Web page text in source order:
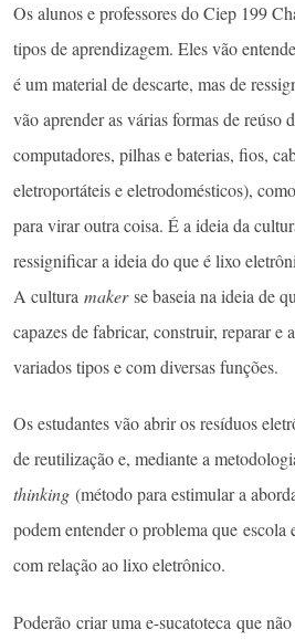
Os alunos e professores do Ciep 199
tipos de aprendizagem. Eles vão
é um material de descarte, mas de
vão aprender as várias formas de reúso
computadores, pilhas e baterias, fios,
eletroportáteis e eletrodomésticos),
para virar outra coisa. É a ideia da
ressignificar a ideia do que é lixo
A cultura makerse baseia na ideia de
capazes de fabricar, construir, reparar e
variados tipos e com diversas funções.
Os estudantes vão abrir os resíduos
de reutilização e, mediante a
thinking (método para estimular a
podem entender o problema que escola
com relação ao lixo eletrônico.
Poderão criar uma e-sucatoteca que